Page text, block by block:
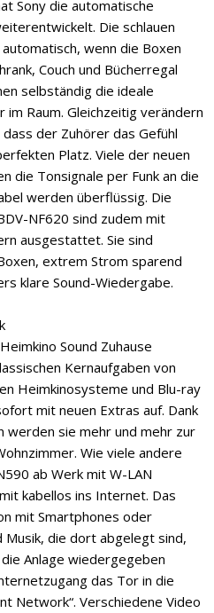
Sony die automatische
Die schlauen
wenn die Boxen
Couch und Bücherregal
selbständig die ideale
Raum. Gleichzeitig verändern
der Zuhörer das Gefühl
Platz. Viele der neuen
die Tonsignale per Funk an die
werden überflüssig. Die
NF620 sind zudem mit
ausgestattet. Sie sind
extrem Strom sparend
klare Sound-Wiedergabe.
Sound Zuhause
Kernaufgaben von
Heimkinosysteme und Blu-ray
mit neuen Extras auf. Dank
werden sie mehr und mehr zur
Wie viele andere
ab Werk mit W-LAN
kabellos ins Internet. Das
mit Smartphones oder
Musik, die dort abgelegt sind,
Anlage wiedergegeben
das Tor in die
Network“. Verschiedene Video